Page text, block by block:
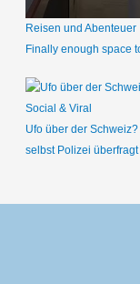
Reisen und Abenteuer
Finally enough space
Social & Viral
Ufo über der
selbst Polizei überfragt